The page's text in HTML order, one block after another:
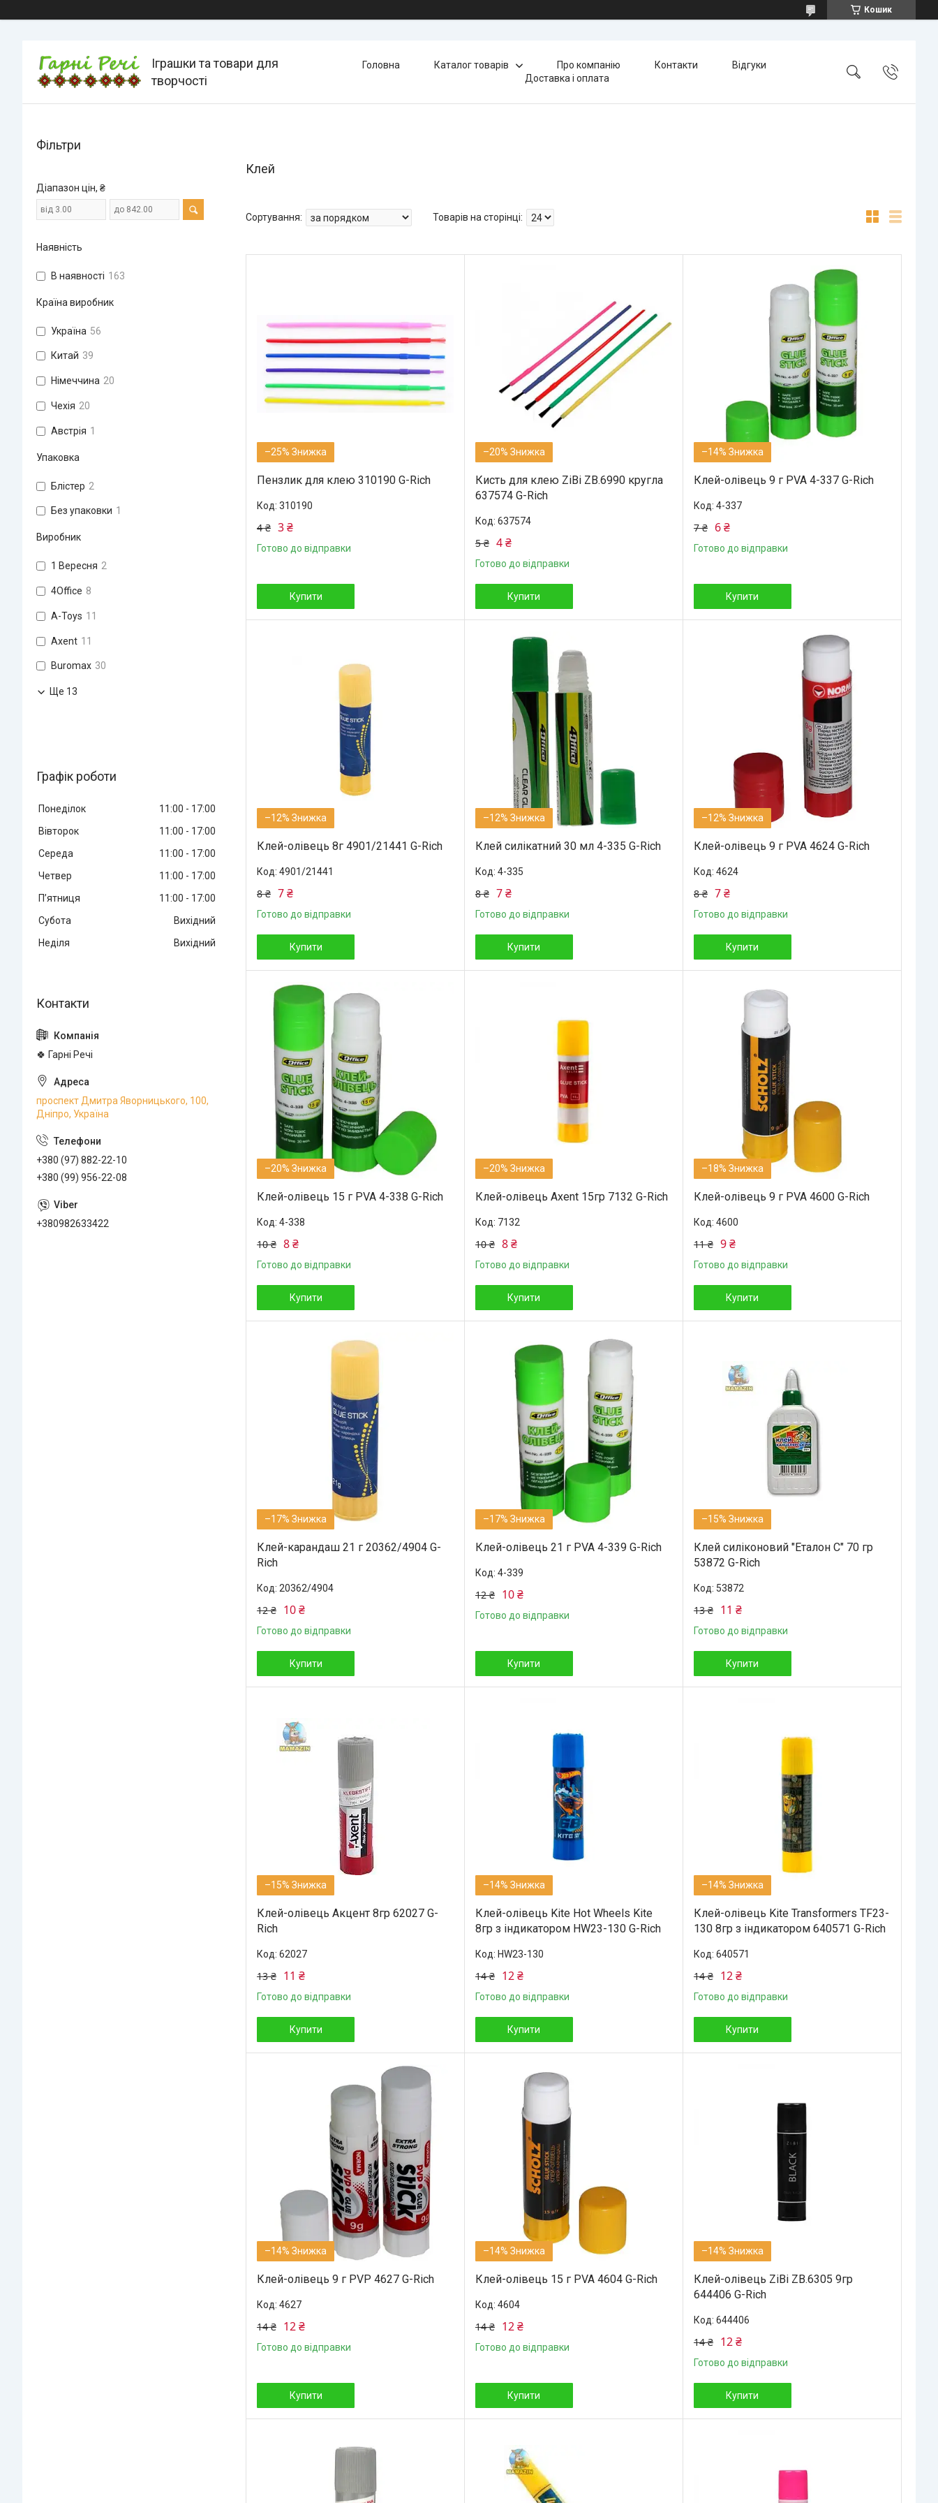
Кошик
Іграшки та товари для
творчості
Головна Каталог товарів Про компанію Контакти
Відгуки
Доставка і оплата
Клей
–25%
Пензлик для клею 310190 G-Rich
310190
4 ₴ 3 ₴
Готово до відправки
Купити
–20%
Кисть для клею ZiBi ZB.6990 кругла
637574 G-Rich
637574
5 ₴ 4 ₴
Готово до відправки
Купити
–14%
Клей-олівець 9 г PVA 4-337 G-Rich
4-337
7 ₴ 6 ₴
Готово до відправки
Купити
–12%
Клей-олівець 8г 4901/21441 G-Rich
4901/21441
8 ₴ 7 ₴
Готово до відправки
Купити
–12%
Клей силікатний 30 мл 4-335 G-Rich
4-335
8 ₴ 7 ₴
Готово до відправки
Купити
–12%
Клей-олівець 9 г PVA 4624 G-Rich
4624
8 ₴ 7 ₴
Готово до відправки
Купити
–20%
Клей-олівець 15 г PVA 4-338 G-Rich
4-338
10 ₴ 8 ₴
Готово до відправки
Купити
–20%
Клей-олівець Axent 15гр 7132 G-Rich
7132
10 ₴ 8 ₴
Готово до відправки
Купити
–18%
Клей-олівець 9 г PVA 4600 G-Rich
4600
11 ₴ 9 ₴
Готово до відправки
Купити
–17%
Клей-карандаш 21 г 20362/4904 G-
Rich
20362/4904
12 ₴ 10 ₴
Готово до відправки
Купити
–17%
Клей-олівець 21 г PVA 4-339 G-Rich
4-339
12 ₴ 10 ₴
Готово до відправки
Купити
–15%
Клей силіконовий "Еталон С" 70 гр
53872 G-Rich
53872
13 ₴ 11 ₴
Готово до відправки
Купити
–15%
Клей-олівець Акцент 8гр 62027 G-
Rich
62027
13 ₴ 11 ₴
Готово до відправки
Купити
–14%
Клей-олівець Kite Hot Wheels Kite
8гр з індикатором HW23-130 G-Rich
HW23-130
14 ₴ 12 ₴
Готово до відправки
Купити
–14%
Клей-олівець Kite Transformers TF23-
130 8гр з індикатором 640571 G-Rich
640571
14 ₴ 12 ₴
Готово до відправки
Купити
–14%
Клей-олівець 9 г PVP 4627 G-Rich
4627
14 ₴ 12 ₴
Готово до відправки
Купити
–14%
Клей-олівець 15 г PVA 4604 G-Rich
4604
14 ₴ 12 ₴
Готово до відправки
Купити
–14%
Клей-олівець ZiBi ZB.6305 9гр
644406 G-Rich
644406
14 ₴ 12 ₴
Готово до відправки
Купити
Фільтри
Діапазон цін, ₴
Наявність
В наявності 163
Країна виробник
Україна 56
Китай 39
Німеччина 20
Чехія 20
Австрія 1
Упаковка
Блістер 2
Без упаковки 1
Виробник
1 Вересня 2
4Office 8
A-Toys 11
Axent 11
Buromax 30
Ще 13
Графік роботи
Понеділок 11:00
17:00
Вівторок
11:00
17:00
Середа
11:00
17:00
Четвер
11:00
17:00
Пʼятниця
11:00
17:00
Субота
Вихідний
Неділя
Вихідний
🍀 Гарні Речі
проспект Дмитра Яворницького, 100,
Дніпро, Україна
+380 (97) 882-22-10
+380 (99) 956-22-08
+380982633422